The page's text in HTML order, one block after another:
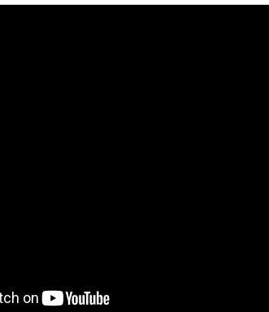
して爆発を引き起こしてしまう危険があります。 またほか